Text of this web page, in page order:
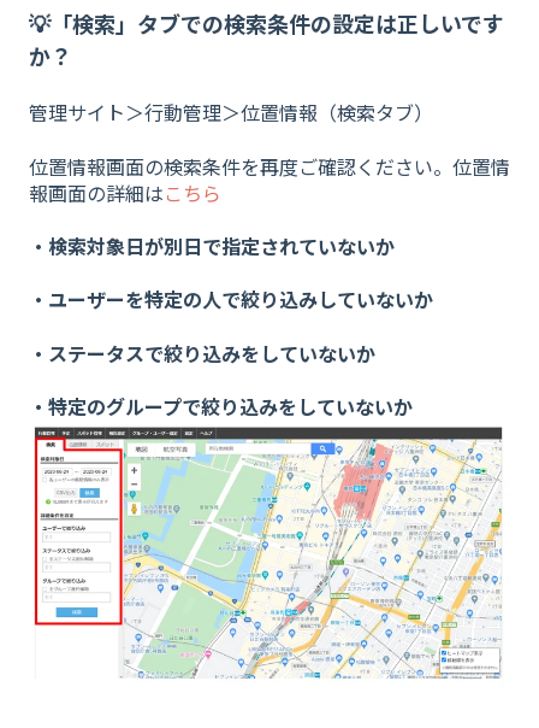
💡「検索」タブでの検索条件の設定は正しいです
か？
管理サイト＞行動管理＞位置情報（検索タブ）
位置情報画面の検索条件を再度ご確認ください。位置情
報画面の詳細はこちら
・検索対象日が別日で指定されていないか
・ユーザーを特定の人で絞り込みしていないか
・ステータスで絞り込みをしていないか
・特定のグループで絞り込みをしていないか